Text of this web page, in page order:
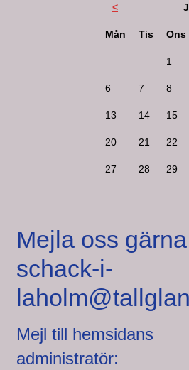
<
Mån Tis Ons
1
6 7 8
13 14 15
20 21 22
27 28 29
Mejla oss
schack-i-
Mejl till hemsidans
administratör: